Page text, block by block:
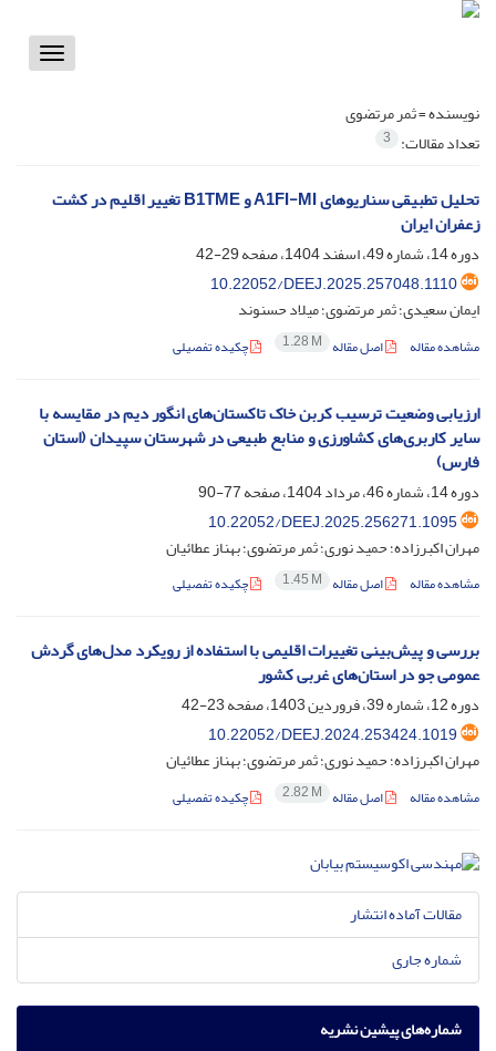
Toggle
نویسنده =ثمر مرتضوی
تعداد مقالات: 3
تحلیل تطبیقی سناریوهای A1FI-MI و B1TME تغییر اقلیم در کشت
زعفران ایران
دوره 14، شماره 49، اسفند 1404، صفحه
29-42
‎10.22052/DEEJ.2025.257048.1110
ایمان سعیدی؛ ثمر مرتضوی؛ میلاد حسنوند
مشاهده مقاله اصل مقاله 1.28 M چکیده تفصیلی
ارزیابی وضعیت ترسیب کربن خاک تاکستان‌های انگور دیم در مقایسه با
سایر کاربری‌های کشاورزی و منابع طبیعی در شهرستان سپیدان (استان
فارس)
دوره 14، شماره 46، مرداد 1404، صفحه
77-90
‎10.22052/DEEJ.2025.256271.1095
مهران اکبرزاده؛ حمید نوری؛ ثمر مرتضوی؛ بهناز عطائیان
مشاهده مقاله اصل مقاله 1.45 M چکیده تفصیلی
بررسی و پیش‌بینی تغییرات اقلیمی با استفاده از رویکرد مدل‌های گردش
عمومی جو در استان‌های غربی کشور
دوره 12، شماره 39، فروردین 1403، صفحه
23-42
‎10.22052/DEEJ.2024.253424.1019
مهران اکبرزاده؛ حمید نوری؛ ثمر مرتضوی؛ بهناز عطائیان
مشاهده مقاله اصل مقاله 2.82 M چکیده تفصیلی
مقالات آماده انتشار
شماره جاری
شماره‌های پیشین نشریه